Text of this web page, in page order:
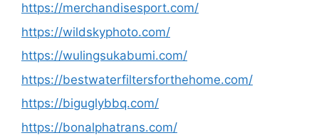
https://merchandisesport.com/
https://wildskyphoto.com/
https://wulingsukabumi.com/
https://bestwaterfiltersforthehome.com/
https://biguglybbq.com/
https://bonalphatrans.com/